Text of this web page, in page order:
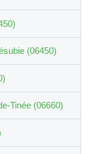
(06450)
Tinée (06660)